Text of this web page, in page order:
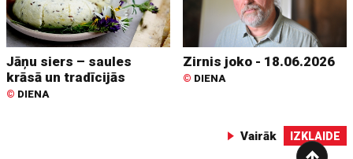
Jāņu siers – saules
krāsā un tradīcijās
© DIENA
Zirnis joko - 18.06.2026
© DIENA
Vairāk IZKLAIDE